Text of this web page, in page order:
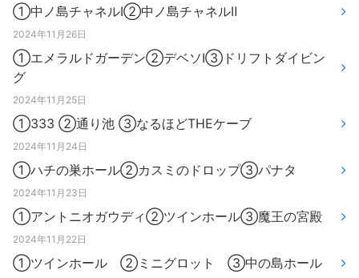
①中ノ島チャネルⅠ②中ノ島チャネルⅡ
2024年11月26日
①エメラルドガーデン②デベソⅠ③ドリフトダイビン
グ
2024年11月25日
①333 ②通り池 ③なるほどTHEケーブ
2024年11月24日
①ハチの巣ホール②カスミのドロップ③パナタ
2024年11月23日
①アントニオガウディ②ツインホール③魔王の宮殿
2024年11月22日
①ツインホール ②ミニグロット ③中の島ホール